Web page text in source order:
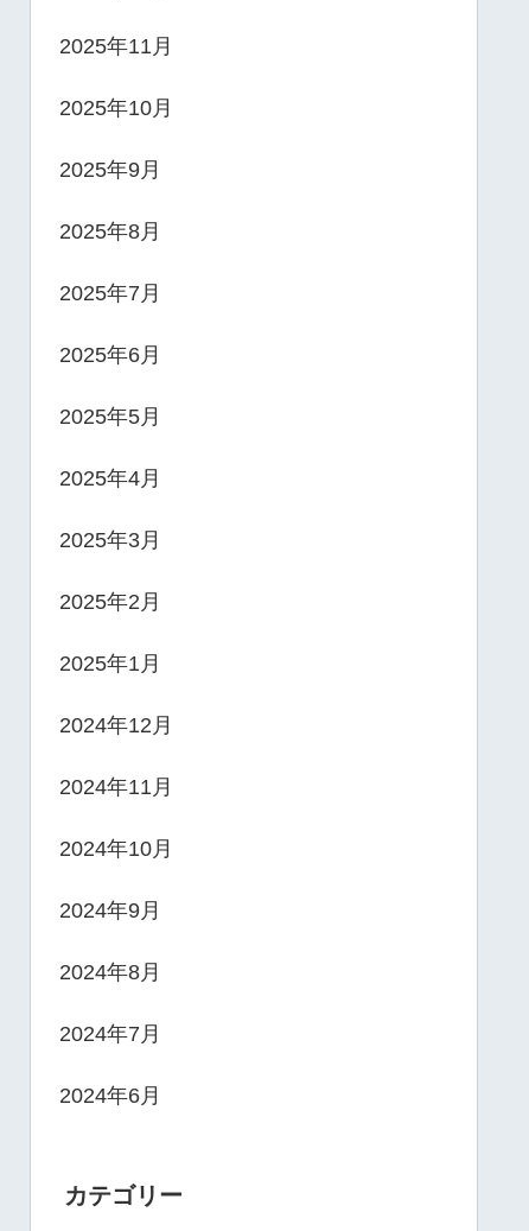
2025年11月
2025年10月
2025年9月
2025年8月
2025年7月
2025年6月
2025年5月
2025年4月
2025年3月
2025年2月
2025年1月
2024年12月
2024年11月
2024年10月
2024年9月
2024年8月
2024年7月
2024年6月
カテゴリー